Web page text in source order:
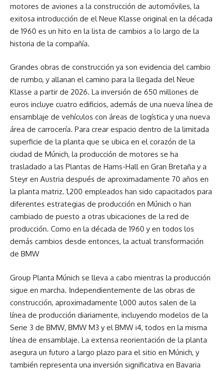
motores de aviones a la construcción de automóviles, la
exitosa introducción de el Neue Klasse original en la década
de 1960 es un hito en la lista de cambios a lo largo de la
historia de la compañía.
Grandes obras de construcción ya son evidencia del cambio
de rumbo, y allanan el camino para la llegada del Neue
Klasse a partir de 2026. La inversión de 650 millones de
euros incluye cuatro edificios, además de una nueva línea de
ensamblaje de vehículos con áreas de logística y una nueva
área de carrocería. Para crear espacio dentro de la limitada
superficie de la planta que se ubica en el corazón de la
ciudad de Múnich, la producción de motores se ha
trasladado a las Plantas de Hams-Hall en Gran Bretaña y a
Steyr en Austria después de aproximadamente 70 años en
la planta matriz. 1,200 empleados han sido capacitados para
diferentes estrategias de producción en Múnich o han
cambiado de puesto a otras ubicaciones de la red de
producción. Como en la década de 1960 y en todos los
demás cambios desde entonces, la actual transformación
de BMW
Group Planta Múnich se lleva a cabo mientras la producción
sigue en marcha. Independientemente de las obras de
construcción, aproximadamente 1,000 autos salen de la
línea de producción diariamente, incluyendo modelos de la
Serie 3 de BMW, BMW M3 y el BMW i4, todos en la misma
línea de ensamblaje. La extensa reorientación de la planta
asegura un futuro a largo plazo para el sitio en Múnich, y
también representa una inversión significativa en Bavaria